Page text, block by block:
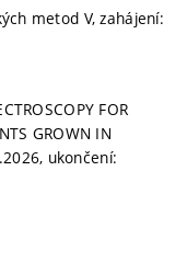
metod V, zahájení:
FOR
GROWN IN
ukončení: